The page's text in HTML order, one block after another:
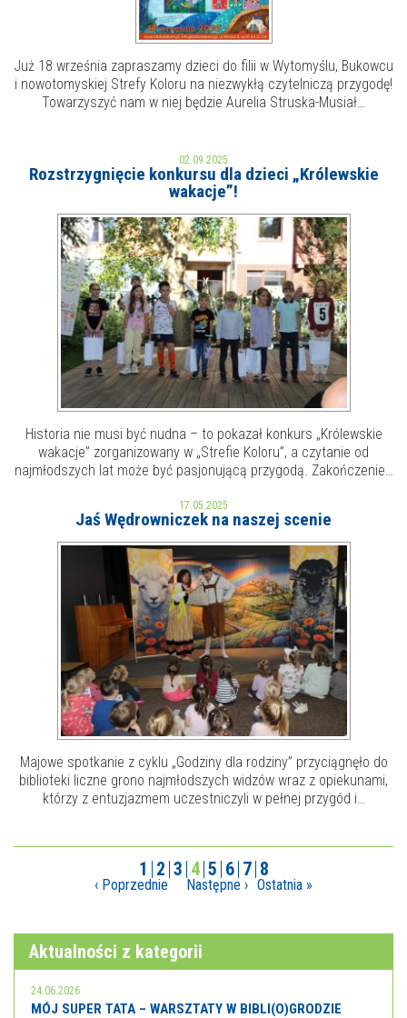
Już 18 września zapraszamy dzieci do filii w Wytomyślu, Bukowcu
i nowotomyskiej Strefy Koloru na niezwykłą czytelniczą przygodę!
Towarzyszyć nam w niej będzie Aurelia Struska-Musiał…
02.09.2025
Rozstrzygnięcie konkursu dla dzieci „Królewskie
wakacje”!
Historia nie musi być nudna – to pokazał konkurs „Królewskie
wakacje” zorganizowany w „Strefie Koloru”, a czytanie od
najmłodszych lat może być pasjonującą przygodą. Zakończenie…
17.05.2025
Jaś Wędrowniczek na naszej scenie
Majowe spotkanie z cyklu „Godziny dla rodziny” przyciągnęło do
biblioteki liczne grono najmłodszych widzów wraz z opiekunami,
którzy z entuzjazmem uczestniczyli w pełnej przygód i…
1 2 3 4 5 6 7 8
‹ Poprzednie Następne › Ostatnia »
Aktualności z kategorii
24.06.2026
MÓJ SUPER TATA – WARSZTATY W BIBLI(O)GRODZIE